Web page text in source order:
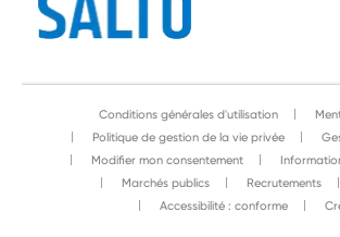
Conditions générales d'utilisation
Politique de gestion de la vie privée
Modifier mon consentement
Marchés publics
Recrutements
Accessibilité : conforme